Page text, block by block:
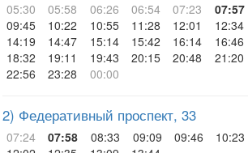
05:30 05:58 06:26 06:54 07:23 07:57
09:45
10:22 10:55 11:28 12:01 12:34
14:19
14:47 15:14 15:42 16:14 16:46
18:32
19:11 19:43 20:15 20:48 21:20
22:56
23:28 00:00
2) Федеративный проспект, 33
07:24 07:58 08:33 09:09 09:46 10:23